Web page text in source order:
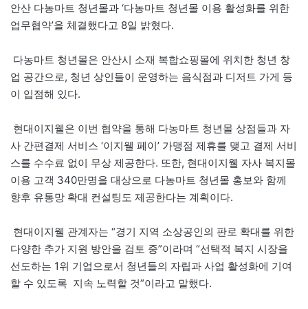
안산 다농마트 청년몰과 ‘다농마트 청년몰 이용 활성화를 위한
업무협약’을 체결했다고 8일 밝혔다.
다농마트 청년몰은 안산시 소재 복합쇼핑몰에 위치한 청년 창
업 공간으로, 청년 상인들이 운영하는 음식점과 디저트 가게 등
이 입점해 있다.
현대이지웰은 이번 협약을 통해 다농마트 청년몰 상점들과 자
사 간편결제 서비스 ‘이지웰 페이’ 가맹점 제휴를 맺고 결제 서비
스를 수수료 없이 무상 제공한다. 또한, 현대이지웰 자사 복지몰
이용 고객 340만명을 대상으로 다농마트 청년몰 홍보와 함께
향후 유통망 확대 컨설팅도 제공한다는 계획이다.
현대이지웰 관계자는 “경기 지역 소상공인의 판로 확대를 위한
다양한 추가 지원 방안을 검토 중”이라며 “선택적 복지 시장을
선도하는 1위 기업으로서 청년들의 자립과 사업 활성화에 기여
할 수 있도록 지속 노력할 것”이라고 말했다.